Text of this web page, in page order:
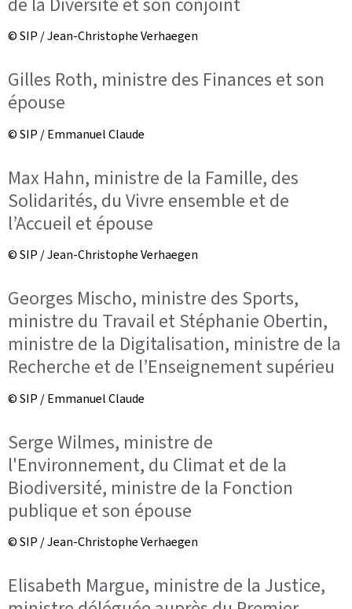
© SIP / Jean-Christophe Verhaegen
Gilles Roth, ministre des Finances et son
épouse
© SIP / Emmanuel Claude
Max Hahn, ministre de la Famille, des
Solidarités, du Vivre ensemble et de
l’Accueil et épouse
© SIP / Jean-Christophe Verhaegen
Georges Mischo, ministre des Sports,
ministre du Travail et Stéphanie Obertin,
ministre de la Digitalisation, ministre de la
Recherche et de l’Enseignement supérieu
© SIP / Emmanuel Claude
Serge Wilmes, ministre de
l'Environnement, du Climat et de la
Biodiversité, ministre de la Fonction
publique et son épouse
© SIP / Jean-Christophe Verhaegen
Elisabeth Margue, ministre de la Justice,